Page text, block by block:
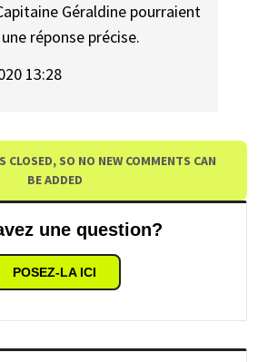
Géraldine pourraient
réponse précise.
13:28
CLOSED, SO NO NEW COMMENTS CAN
BE ADDED
une question?
POSEZ-LA ICI